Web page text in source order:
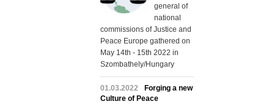
general of
national
commissions of Justice and
Peace Europe gathered on
May 14th - 15th 2022 in
Szombathely/Hungary
01.03.2022
Forging a new
Culture of Peace